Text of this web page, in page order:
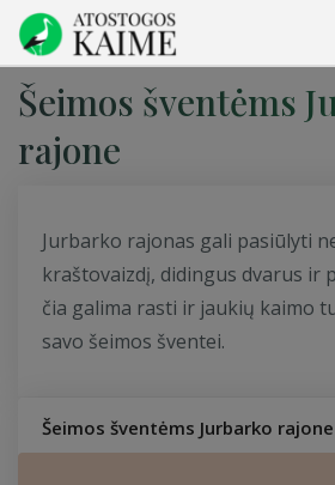
Šeimos šventėms
rajone
Jurbarko rajonas gali pasiūlyti
kraštovaizdį, didingus dvarus ir
čia galima rasti ir jaukių kaimo
savo šeimos šventei.
Šeimos šventėms Jurbarko rajone